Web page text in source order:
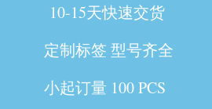
10-15天快速交货
定制标签 型号齐全
小起订量 100 PCS